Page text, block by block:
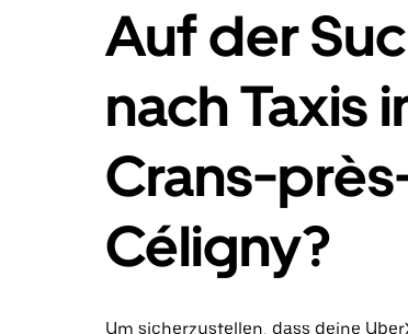
Auf der
nach Taxis
Crans-
Céligny?
Um sicherzustellen, dass deine